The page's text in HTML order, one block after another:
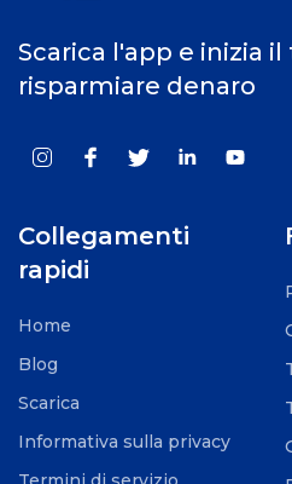
Scarica l'app e inizia
risparmiare denaro
Collegamenti
rapidi
Home
Blog
Scarica
Informativa sulla privacy